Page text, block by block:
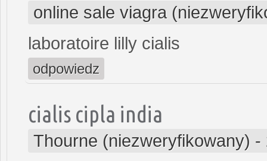
online sale viagra
laboratoire lilly cialis
odpowiedz
cialis cipla india
Thourne (niezweryfikowany) -